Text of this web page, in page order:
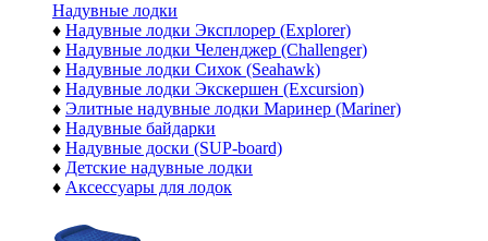
Надувные лодки
♦ Надувные лодки Эксплорер (Explorer)
♦ Надувные лодки Челенджер (Challenger)
♦ Надувные лодки Сихок (Seahawk)
♦ Надувные лодки Экскершен (Excursion)
♦ Элитные надувные лодки Маринер (Mariner)
♦ Надувные байдарки
♦ Надувные доски (SUP-board)
♦ Детские надувные лодки
♦ Аксессуары для лодок